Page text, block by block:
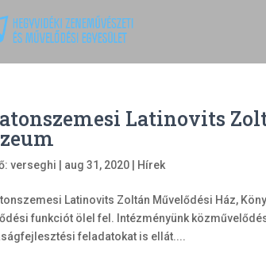
Latinovits
verseghi aug 31, 2020 Hírek
Latinovits Zoltán Művelődési Ház,
funkciót ölel fel. Intézményünk
feladatokat is ellát....